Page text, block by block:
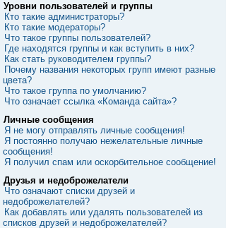
Уровни пользователей и группы
Кто такие администраторы?
Кто такие модераторы?
Что такое группы пользователей?
Где находятся группы и как вступить в них?
Как стать руководителем группы?
Почему названия некоторых групп имеют разные
цвета?
Что такое группа по умолчанию?
Что означает ссылка «Команда сайта»?
Личные сообщения
Я не могу отправлять личные сообщения!
Я постоянно получаю нежелательные личные
сообщения!
Я получил спам или оскорбительное сообщение!
Друзья и недоброжелатели
Что означают списки друзей и
недоброжелателей?
Как добавлять или удалять пользователей из
списков друзей и недоброжелателей?